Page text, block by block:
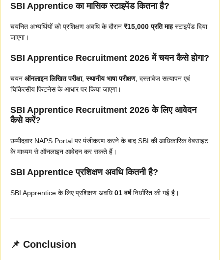
SBI Apprentice का मासिक स्टाइपेंड कितना है?
चयनित अभ्यर्थियों को प्रशिक्षण अवधि के दौरान ₹15,000 प्रति माहस्टाइपेंड दिया
जाएगा।
SBI Apprentice Recruitment 2026 में चयन कैसे होगा?
चयन ऑनलाइन लिखित परीक्षा,स्थानीय भाषा परीक्षण, दस्तावेज सत्यापन एवं
चिकित्सीय फिटनेस के आधार पर किया जाएगा।
SBI Apprentice Recruitment 2026 के लिए आवेदन
कैसे करें?
उम्मीदवार NAPS Portal पर पंजीकरण करने के बाद SBI की आधिकारिक वेबसाइट
के माध्यम से ऑनलाइन आवेदन कर सकते हैं।
SBI Apprentice प्रशिक्षण अवधि कितनी है?
SBI Apprentice के लिए प्रशिक्षण अवधि01 वर्षनिर्धारित की गई है।
📌 Conclusion